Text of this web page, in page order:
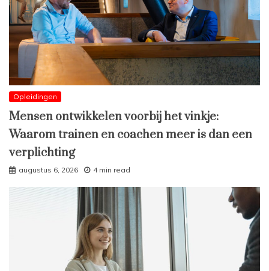
Opleidingen
Mensen ontwikkelen voorbij het vinkje:
Waarom trainen en coachen meer is dan een
verplichting
augustus 6, 2026 4 min read